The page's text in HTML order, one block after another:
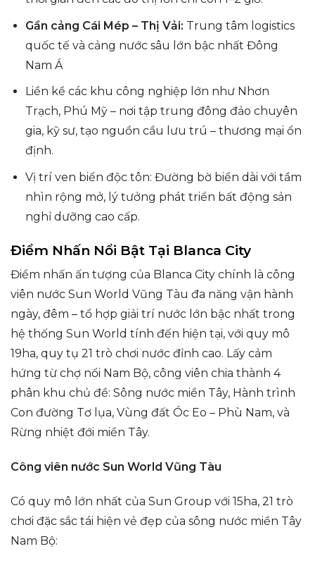
Gần cảng Cái Mép – Thị Vải: Trung tâm logistics
quốc tế và cảng nước sâu lớn bậc nhất Đông
Nam Á
Liền kề các khu công nghiệp lớn như Nhơn
Trạch, Phú Mỹ – nơi tập trung đông đảo chuyên
gia, kỹ sư, tạo nguồn cầu lưu trú – thương mại ổn
định.
Vị trí ven biển độc tôn: Đường bờ biển dài với tầm
nhìn rộng mở, lý tưởng phát triển bất động sản
nghỉ dưỡng cao cấp.
Điểm Nhấn Nổi Bật Tại Blanca City
Điểm nhấn ấn tượng của Blanca City chính là công
viên nước Sun World Vũng Tàu đa năng vận hành
ngày, đêm – tổ hợp giải trí nước lớn bậc nhất trong
hệ thống Sun World tính đến hiện tại, với quy mô
19ha, quy tụ 21 trò chơi nước đỉnh cao. Lấy cảm
hứng từ chợ nổi Nam Bộ, công viên chia thành 4
phân khu chủ đề: Sông nước miền Tây, Hành trình
Con đường Tơ lụa, Vùng đất Óc Eo – Phù Nam, và
Rừng nhiệt đới miền Tây.
Công viên nước Sun World Vũng Tàu
Có quy mô lớn nhất của Sun Group với 15ha, 21 trò
chơi đặc sắc tái hiện vẻ đẹp của sông nước miền Tây
Nam Bộ: